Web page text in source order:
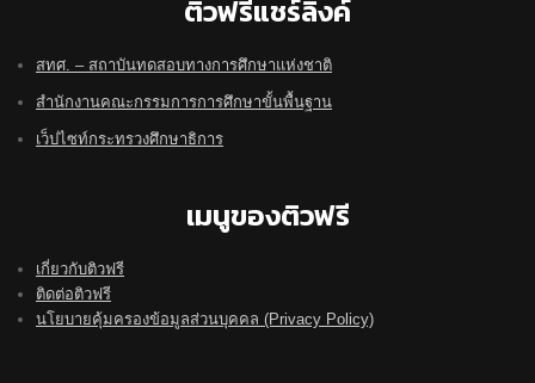
ติวฟรีแชร์ลิ๊งค์
สทศ. – สถาบันทดสอบทางการศึกษาแห่งชาติ
สำนักงานคณะกรรมการการศึกษาขั้นพื้นฐาน
เว็ปไซท์กระทรวงศึกษาธิการ
เมนูของติวฟรี
เกี่ยวกับติวฟรี
ติดต่อติวฟรี
นโยบายคุ้มครองข้อมูลส่วนบุคคล (Privacy Policy)